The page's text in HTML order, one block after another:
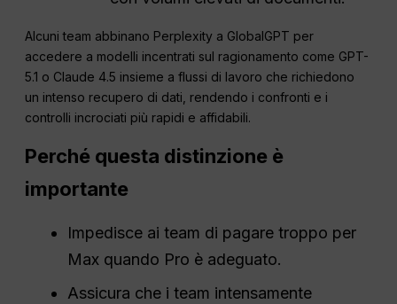
Alcuni team abbinano Perplexity a GlobalGPT per
accedere a modelli incentrati sul ragionamento come GPT-
5.1 o Claude 4.5 insieme a flussi di lavoro che richiedono
un intenso recupero di dati, rendendo i confronti e i
controlli incrociati più rapidi e affidabili.
Perché questa distinzione è
importante
Impedisce ai team di pagare troppo per
Max quando Pro è adeguato.
Assicura che i team intensamente